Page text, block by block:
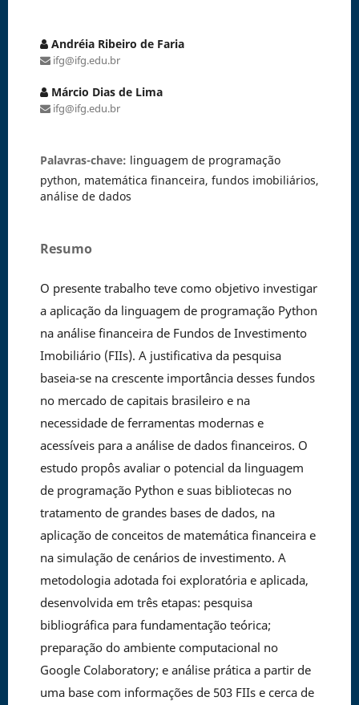
Andréia Ribeiro de Faria
ifg@ifg.edu.br
Márcio Dias de Lima
ifg@ifg.edu.br
Palavras-chave: linguagem de programação
python, matemática financeira, fundos imobiliários,
análise de dados
Resumo
O presente trabalho teve como objetivo investigar
a aplicação da linguagem de programação Python
na análise financeira de Fundos de Investimento
Imobiliário (FIIs). A justificativa da pesquisa
baseia-se na crescente importância desses fundos
no mercado de capitais brasileiro e na
necessidade de ferramentas modernas e
acessíveis para a análise de dados financeiros. O
estudo propôs avaliar o potencial da linguagem
de programação Python e suas bibliotecas no
tratamento de grandes bases de dados, na
aplicação de conceitos de matemática financeira e
na simulação de cenários de investimento. A
metodologia adotada foi exploratória e aplicada,
desenvolvida em três etapas: pesquisa
bibliográfica para fundamentação teórica;
preparação do ambiente computacional no
Google Colaboratory; e análise prática a partir de
uma base com informações de 503 FIIs e cerca de